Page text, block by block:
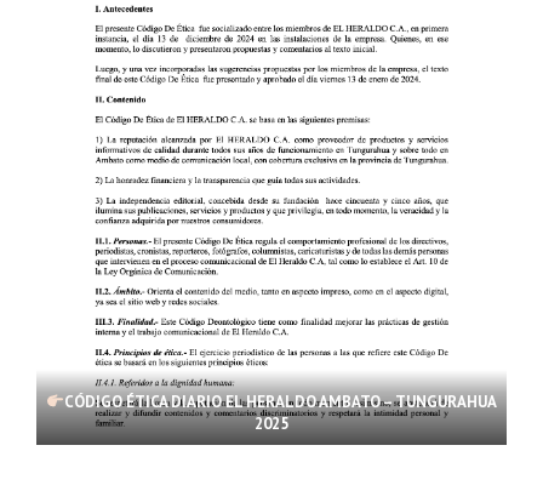
CÓDIGO ÉTICA DIARIO EL HERALDO AMBATO – TUNGURAHUA
2025